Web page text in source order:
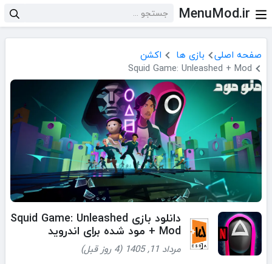
MenuMod.ir
صفحه اصلی بازی ها
اکشن
Squid Game: Unleashed + Mod
دانلود بازی Squid Game: Unleashed
+ Mod مود شده برای اندروید
مرداد 11, 1405 (4 روز قبل)